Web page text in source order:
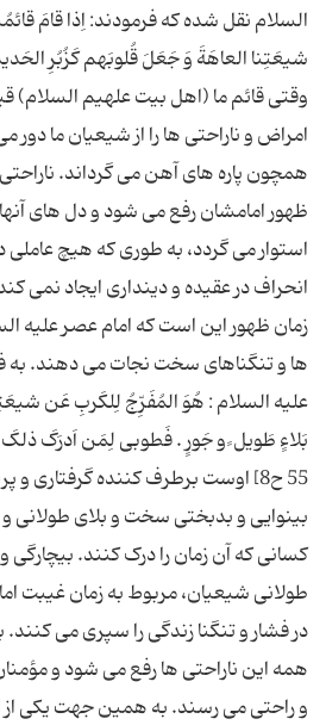
السلام نقل شده که فرمودند: اِذا قامَ
وقتی قائم ما (اهل بیت علهیم السلام)
امراض و ناراحتی ها را از شیعیان ما دور
همچون پاره های آهن می گرداند.
ظهور امامشان رفع می شود و دل های
استوار می گردد، به طوری که هیچ
انحراف در عقیده و دینداری ایجاد نمی
زمان ظهور این است که امام عصر علیه
ها و تنگناهای سخت نجات می دهند.
علیه السلام : هُوَ المُفَرِّجُ لِلکَربِ عَن
بَلاءٍ طَویل ٍ و جَورٍ . فَطوبی لِمَن اَدرَکَ ذلکَ
55 ح8] اوست برطرف کننده
بینوایی و بدبختی سخت و بلای
کسانی که آن زمان را درک کنند.
طولانی شیعیان، مربوط به زمان غیبت
در فشار و تنگنا زندگی را سپری می کنند.
همه این ناراحتی ها رفع می شود و
و راحتی می رسند. به همین جهت یکی